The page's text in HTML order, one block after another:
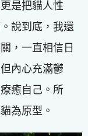
是把貓人性
說到底，我還
，一直相信日
內心充滿鬱
癒自己。所
為原型。